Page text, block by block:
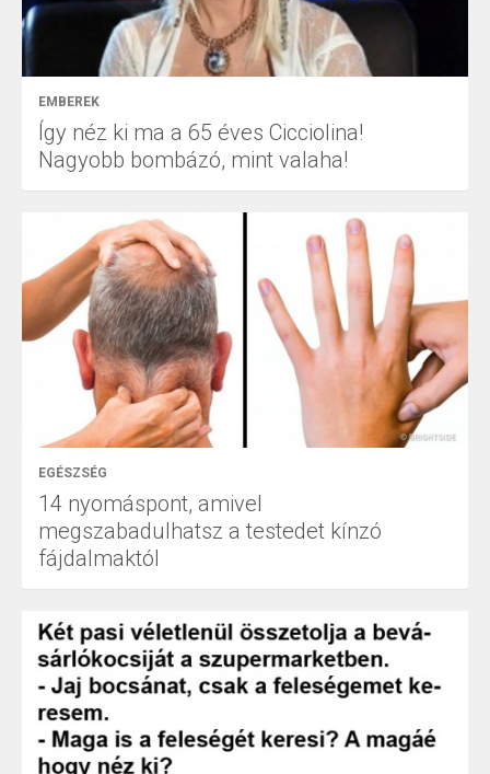
EMBEREK
Így néz ki ma a 65 éves Cicciolina!
Nagyobb bombázó, mint valaha!
EGÉSZSÉG
14 nyomáspont, amivel
megszabadulhatsz a testedet kínzó
fájdalmaktól